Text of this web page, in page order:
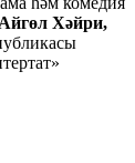
Айгөл Хәйри,